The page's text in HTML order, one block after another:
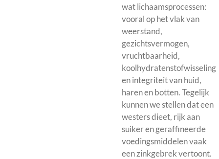
wat lichaamsprocessen:
vooral op het vlak van
weerstand,
gezichtsvermogen,
vruchtbaarheid,
koolhydratenstofwisseling
en integriteit van huid,
haren en botten. Tegelijk
kunnen we stellen dat een
westers dieet, rijk aan
suiker en geraffineerde
voedingsmiddelen vaak
een zinkgebrek vertoont.